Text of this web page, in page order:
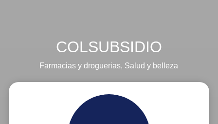
COLSUBSIDIO
Farmacias y droguerias, Salud y belleza